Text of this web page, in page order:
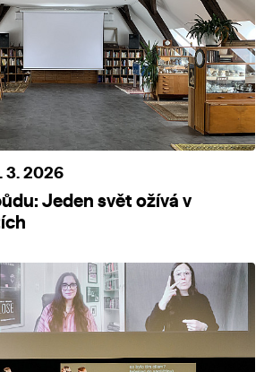
3. 2026
Jeden svět ožívá v